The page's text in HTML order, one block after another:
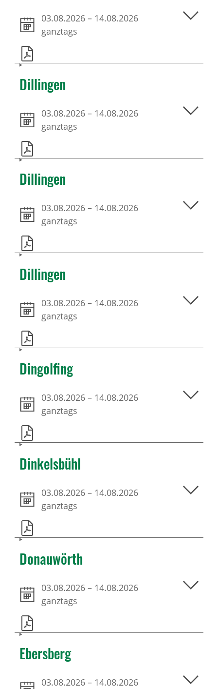
03.08.2026 – 14.08.2026
ganztags
Dillingen
03.08.2026 – 14.08.2026
ganztags
Dillingen
03.08.2026 – 14.08.2026
ganztags
Dillingen
03.08.2026 – 14.08.2026
ganztags
Dingolfing
03.08.2026 – 14.08.2026
ganztags
Dinkelsbühl
03.08.2026 – 14.08.2026
ganztags
Donauwörth
03.08.2026 – 14.08.2026
ganztags
Ebersberg
03.08.2026 – 14.08.2026